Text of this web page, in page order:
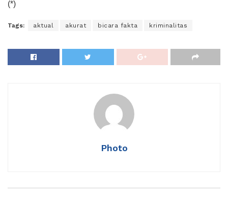
(*)
Tags: aktual akurat bicara fakta kriminalitas
Photo